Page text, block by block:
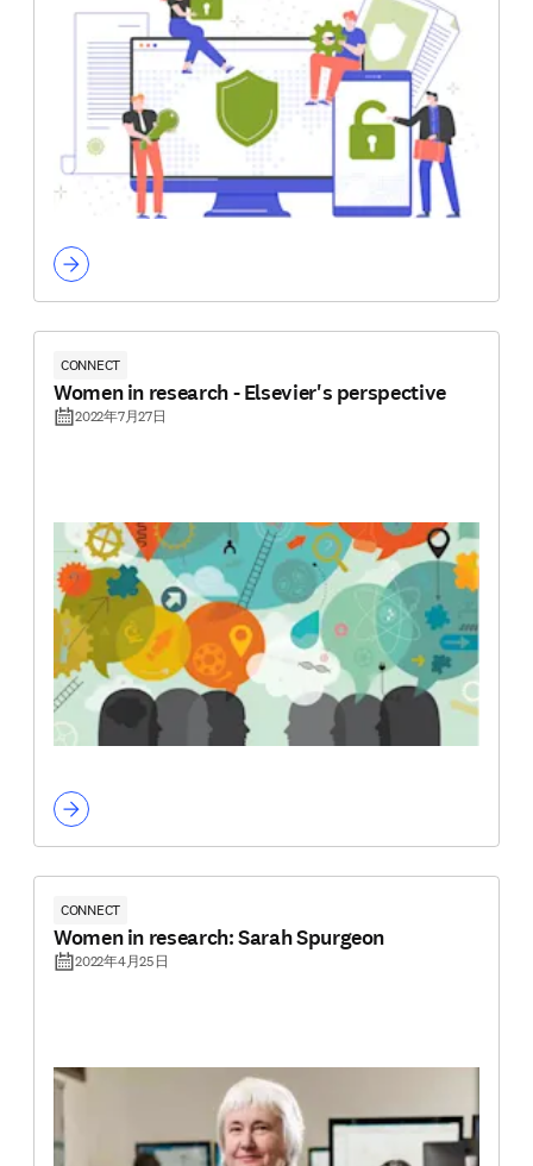
CONNECT
Women in research - Elsevier's perspective
2022年7月27日
CONNECT
Women in research: Sarah Spurgeon
2022年4月25日